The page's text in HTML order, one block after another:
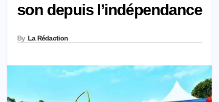
son depuis l’indépendance
By La Rédaction